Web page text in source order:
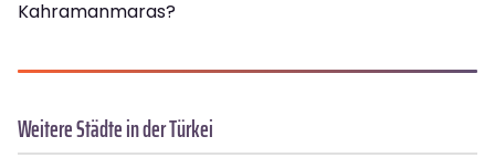
Kahramanmaras?
Weitere Städte in der Türkei